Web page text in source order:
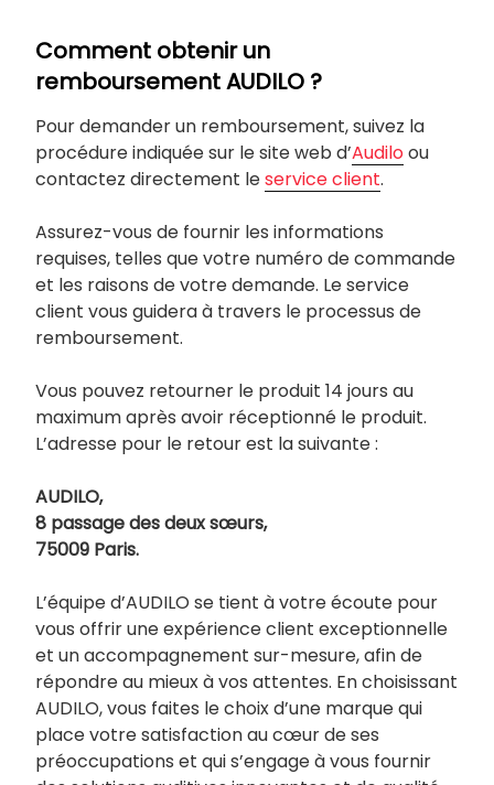
Comment obtenir un
remboursement AUDILO ?
Pour demander un remboursement, suivez la
procédure indiquée sur le site web d’Audiloou
contactez directement leservice client.
Assurez-vous de fournir les informations
requises, telles que votre numéro de commande
et les raisons de votre demande. Le service
client vous guidera à travers le processus de
remboursement.
Vous pouvez retourner le produit 14 jours au
maximum après avoir réceptionné le produit.
L’adresse pour le retour est la suivante :
AUDILO,
8 passage des deux sœurs,
75009 Paris.
L’équipe d’AUDILO se tient à votre écoute pour
vous offrir une expérience client exceptionnelle
et un accompagnement sur-mesure, afin de
répondre au mieux à vos attentes. En choisissant
AUDILO, vous faites le choix d’une marque qui
place votre satisfaction au cœur de ses
préoccupations et qui s’engage à vous fournir